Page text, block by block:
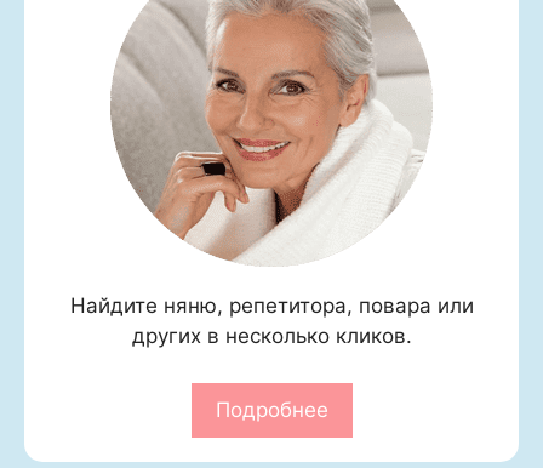
Найдите няню, репетитора, повара или
других в несколько кликов.
Подробнее